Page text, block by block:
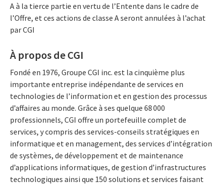
A à la tierce partie en vertu de l’Entente dans le cadre de
l’Offre, et ces actions de classe A seront annulées à l’achat
par CGI
À propos de CGI
Fondé en 1976, Groupe CGI inc. est la cinquième plus
importante entreprise indépendante de services en
technologies de l’information et en gestion des processus
d’affaires au monde. Grâce à ses quelque 68 000
professionnels, CGI offre un portefeuille complet de
services, y compris des services-conseils stratégiques en
informatique et en management, des services d’intégration
de systèmes, de développement et de maintenance
d’applications informatiques, de gestion d’infrastructures
technologiques ainsi que 150 solutions et services faisant